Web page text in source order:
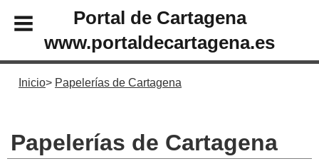
Portal de Cartagena
www.portaldecartagena.es
Inicio Papelerías de Cartagena
Papelerías de Cartagena